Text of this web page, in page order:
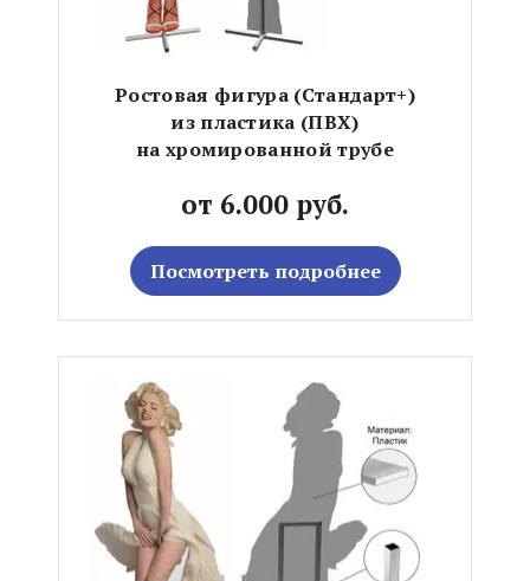
Ростовая фигура (Стандарт+)
из пластика (ПВХ)
на хромированной трубе
от 6.000 руб.
Посмотреть подробнее